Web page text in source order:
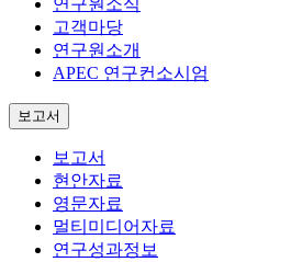
연구원소식
고객마당
연구원소개
APEC 연구컨소시엄
보고서
보고서
현안자료
영문자료
멀티미디어자료
연구성과정보